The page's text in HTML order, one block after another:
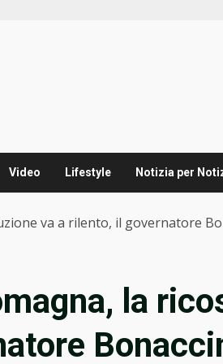
Video Lifestyle Notizia per
va a rilento, il governatore
la